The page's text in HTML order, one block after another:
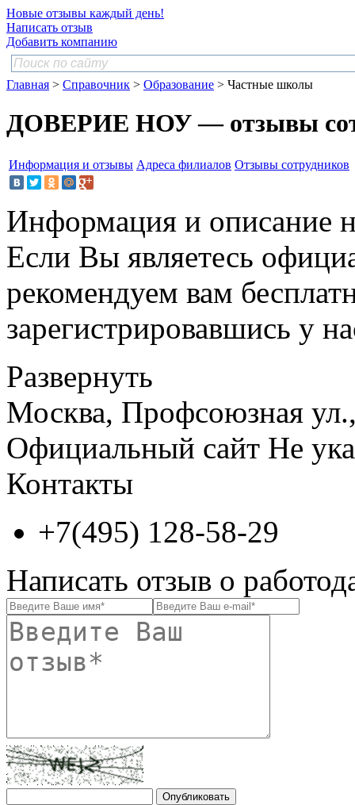
Новые отзывы каждый день!
Написать отзыв
Добавить компанию
Главная > Справочник > Образование > Частные школы
ДОВЕРИЕ НОУ — отзывы
Информация и отзывы Адреса филиалов Отзывы сотрудников
Информация и описание
Если Вы являетесь
рекомендуем вам
зарегистрировавшись у
Развернуть
Москва, Профсоюзная
Официальный сайт Не
Контакты
+7(495) 128-58-29
Написать отзыв о